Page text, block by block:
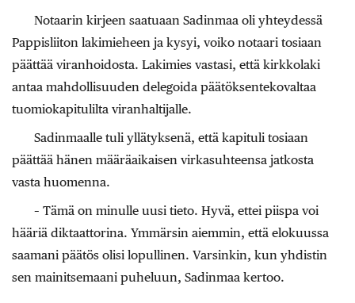
Notaarin kirjeen saatuaan Sadinmaa oli yhteydessä
Pappisliiton lakimieheen ja kysyi, voiko notaari tosiaan
päättää viranhoidosta. Lakimies vastasi, että kirkkolaki
antaa mahdollisuuden delegoida päätöksentekovaltaa
tuomiokapitulilta viranhaltijalle.
Sadinmaalle tuli yllätyksenä, että kapituli tosiaan
päättää hänen määräaikaisen virkasuhteensa jatkosta
vasta huomenna.
– Tämä on minulle uusi tieto. Hyvä, ettei piispa voi
hääriä diktaattorina. Ymmärsin aiemmin, että elokuussa
saamani päätös olisi lopullinen. Varsinkin, kun yhdistin
sen mainitsemaani puheluun, Sadinmaa kertoo.